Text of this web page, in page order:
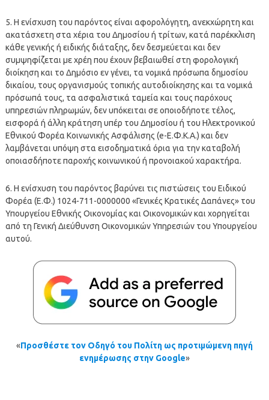
5. Η ενίσχυση του παρόντος είναι αφορολόγητη, ανεκχώρητη και
ακατάσχετη στα χέρια του Δημοσίου ή τρίτων, κατά παρέκκλιση
κάθε γενικής ή ειδικής διάταξης, δεν δεσμεύεται και δεν
συμψηφίζεται με χρέη που έχουν βεβαιωθεί στη φορολογική
διοίκηση και το Δημόσιο εν γένει, τα νομικά πρόσωπα δημοσίου
δικαίου, τους οργανισμούς τοπικής αυτοδιοίκησης και τα νομικά
πρόσωπά τους, τα ασφαλιστικά ταμεία και τους παρόχους
υπηρεσιών πληρωμών, δεν υπόκειται σε οποιοδήποτε τέλος,
εισφορά ή άλλη κράτηση υπέρ του Δημοσίου ή του Ηλεκτρονικού
Εθνικού Φορέα Κοινωνικής Ασφάλισης (e-Ε.Φ.Κ.Α.) και δεν
λαμβάνεται υπόψη στα εισοδηματικά όρια για την καταβολή
οποιασδήποτε παροχής κοινωνικού ή προνοιακού χαρακτήρα.
6. Η ενίσχυση του παρόντος βαρύνει τις πιστώσεις του Ειδικού
Φορέα (Ε.Φ.) 1024-711-0000000 «Γενικές Κρατικές Δαπάνες» του
Υπουργείου Εθνικής Οικονομίας και Οικονομικών και χορηγείται
από τη Γενική Διεύθυνση Οικονομικών Υπηρεσιών του Υπουργείου
αυτού.
«Προσθέστε τον Οδηγό του Πολίτη ως προτιμώμενη πηγή
ενημέρωσης στην Google»